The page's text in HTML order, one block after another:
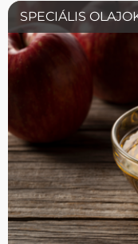
SPECIÁLIS